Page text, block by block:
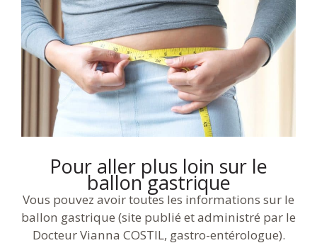
Pour aller plus loin sur le
ballon gastrique
Vous pouvez avoir toutes les informations sur le
ballon gastrique (site publié et administré par le
Docteur Vianna COSTIL, gastro-entérologue).